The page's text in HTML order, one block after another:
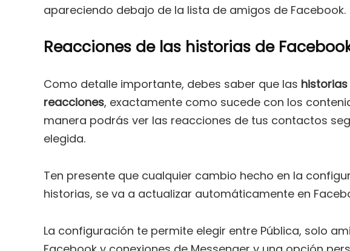
apareciendo debajo de la lista de amigos de Facebook.
Reacciones de las historias de
Como detalle importante, debes saber que las
reacciones, exactamente como sucede con los
manera podrás ver las reacciones de tus contactos
elegida.
Ten presente que cualquier cambio hecho en la
historias, se va a actualizar automáticamente en
La configuración te permite elegir entre Pública, solo